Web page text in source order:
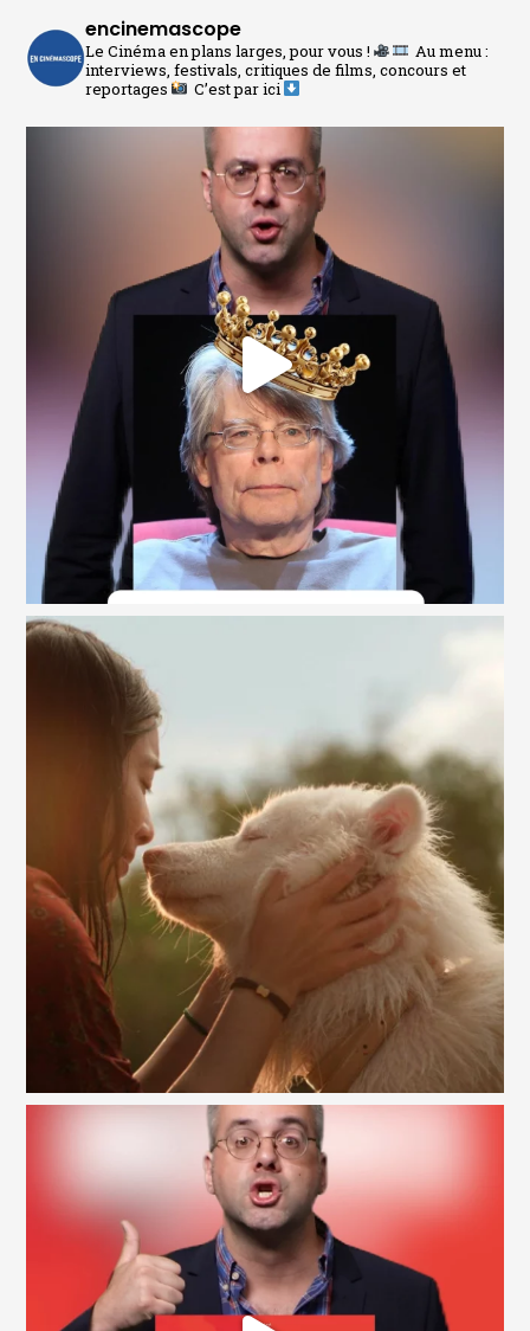
encinemascope
Le Cinéma en plans larges, pour vous !
Au menu :
interviews, festivals, critiques de films, concours et
reportages
C’est par ici